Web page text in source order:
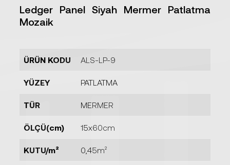
Ledger Panel Siyah Mermer Patlatma
Mozaik
ÜRÜN KODU ALS-LP-9
YÜZEY PATLATMA
TÜR MERMER
ÖLÇÜ(cm) 15x60cm
KUTU/m² 0,45m²